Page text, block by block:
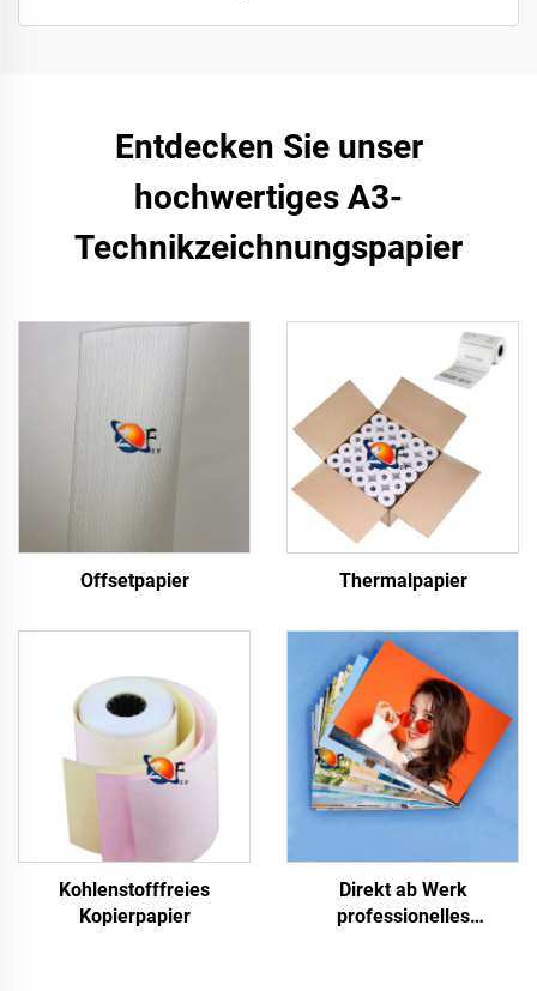
Entdecken Sie unser
hochwertiges A3-
Technikzeichnungspapier
Offsetpapier Thermalpapier
Kohlenstofffreies
Kopierpapier
Direkt ab Werk
professionelles